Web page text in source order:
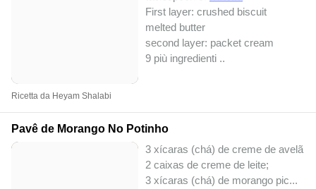
First layer: crushed biscuit
melted butter
second layer: packet cream
9 più ingredienti ..
Ricetta da Heyam Shalabi
Pavê de Morango No Potinho
3 xícaras (chá) de creme de avelã
2 caixas de creme de leite;
3 xícaras (chá) de morango pic...